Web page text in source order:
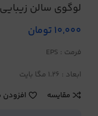
لوگوی سالن زیبایی
10,000تومان
فرمت : EPS
ابعاد : 1.26 مگا بایت
مقایسه
افزودن